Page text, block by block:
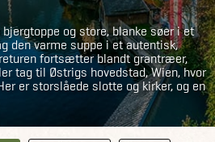
og store, blanke søer i et
den varme suppe i et autentisk,
fortsætter blandt grantræer,
tag til Østrigs hovedstad, Wien, hvor
er storslåede slotte og kirker, og en